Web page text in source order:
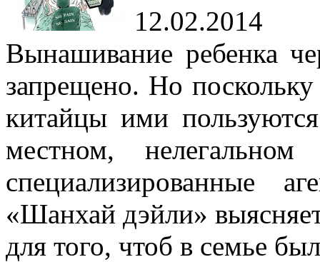
12.02.2014
Вынашивание ребенка
запрещено. Но
китайцы ими
местном,
специализированные
«Шанхай дэйли»
для того, чтоб в семье